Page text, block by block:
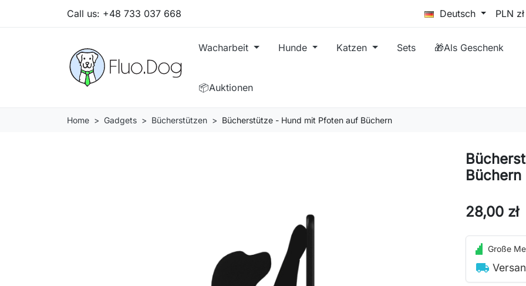
Call us: +48 733 037 668 Deutsch
Wacharbeit Hunde Katzen Sets 🎁Als Geschenk
📦Auktionen
Home Gadgets Bücherstützen Bücherstütze - Hund mit Pfoten auf Büchern
Büchern
28,00 zł
Große
local_shipping